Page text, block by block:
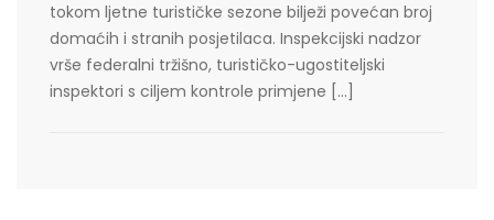
tokom ljetne turističke sezone bilježi povećan broj
domaćih i stranih posjetilaca. Inspekcijski nadzor
vrše federalni tržišno, turističko-ugostiteljski
inspektori s ciljem kontrole primjene […]